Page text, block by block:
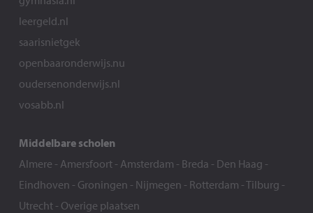
leergeld.nl
saarisnietgek
openbaaronderwijs.nu
oudersenonderwijs.nl
vosabb.nl
Middelbare scholen
Almere - Amersfoort- Amsterdam - Breda - Den Haag -
Eindhoven - Groningen - Nijmegen - Rotterdam -Tilburg -
Utrecht- Overige plaatsen